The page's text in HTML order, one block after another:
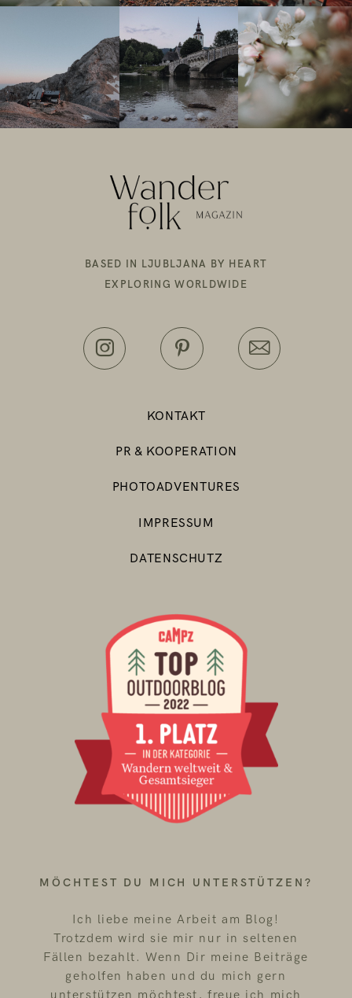
MÖCHTEST DU MICH UNTERSTÜTZEN?
KONTAKT
PR & KOOPERATION
PHOTOADVENTURES
IMPRESSUM
DATENSCHUTZ
Ich liebe meine Arbeit am Blog!
Trotzdem wird sie mir nur in seltenen
Fällen bezahlt. Wenn Dir meine Beiträge
geholfen haben und du mich gern
BASED IN LJUBLJANA BY HEART
EXPLORING WORLDWIDE